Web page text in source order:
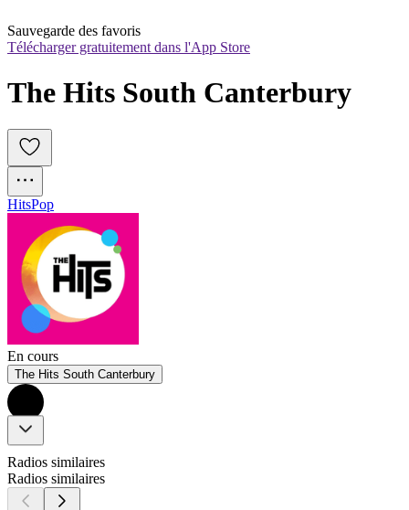
Sauvegarde des favoris
Télécharger gratuitement dans l'App Store
The Hits South Canterbury
HitsPop
En cours
The Hits South Canterbury
Radios similaires
Radios similaires